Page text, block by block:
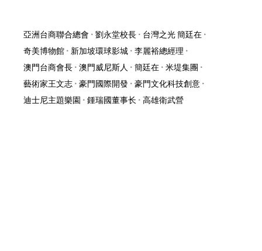
亞洲台商聯合總會 •劉永堂校長• 台灣之光 簡廷在•
奇美博物館• 新加坡環球影城•李麗裕總經理 •
澳門台商會長•澳門威尼斯人 •簡廷在•米堤集團 •
藝術家王文志•豪門國際開發 •豪門文化科技創意•
迪士尼主題樂園 •鍾瑞國董事长 •高雄衛武營